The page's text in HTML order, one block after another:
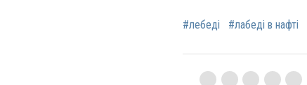
#лебеді #лабеді в нафті